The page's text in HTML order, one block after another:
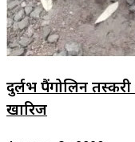
दुर्लभ पैंगोलिन
खारिज